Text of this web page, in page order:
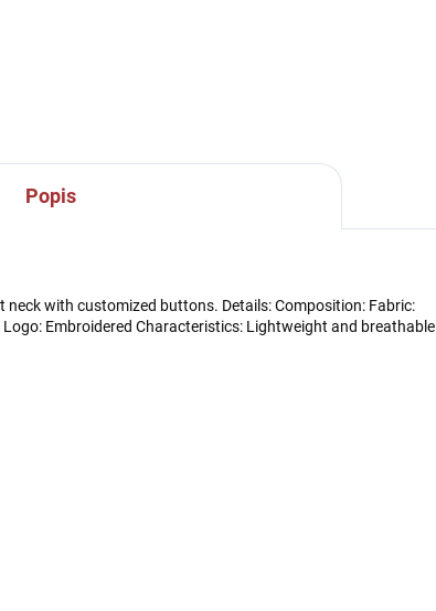
Popis
neck with customized buttons. Details: Composition: Fabric:
Logo: Embroidered Characteristics: Lightweight and breathable